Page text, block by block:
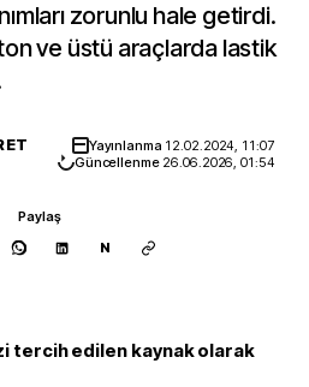
zorunlu hale getirdi.
ve üstü araçlarda lastik
Yayınlanma 12.02.2024, 11:07
Güncellenme 26.06.2026, 01:54
Paylaş
N
tercih edilen kaynak olarak